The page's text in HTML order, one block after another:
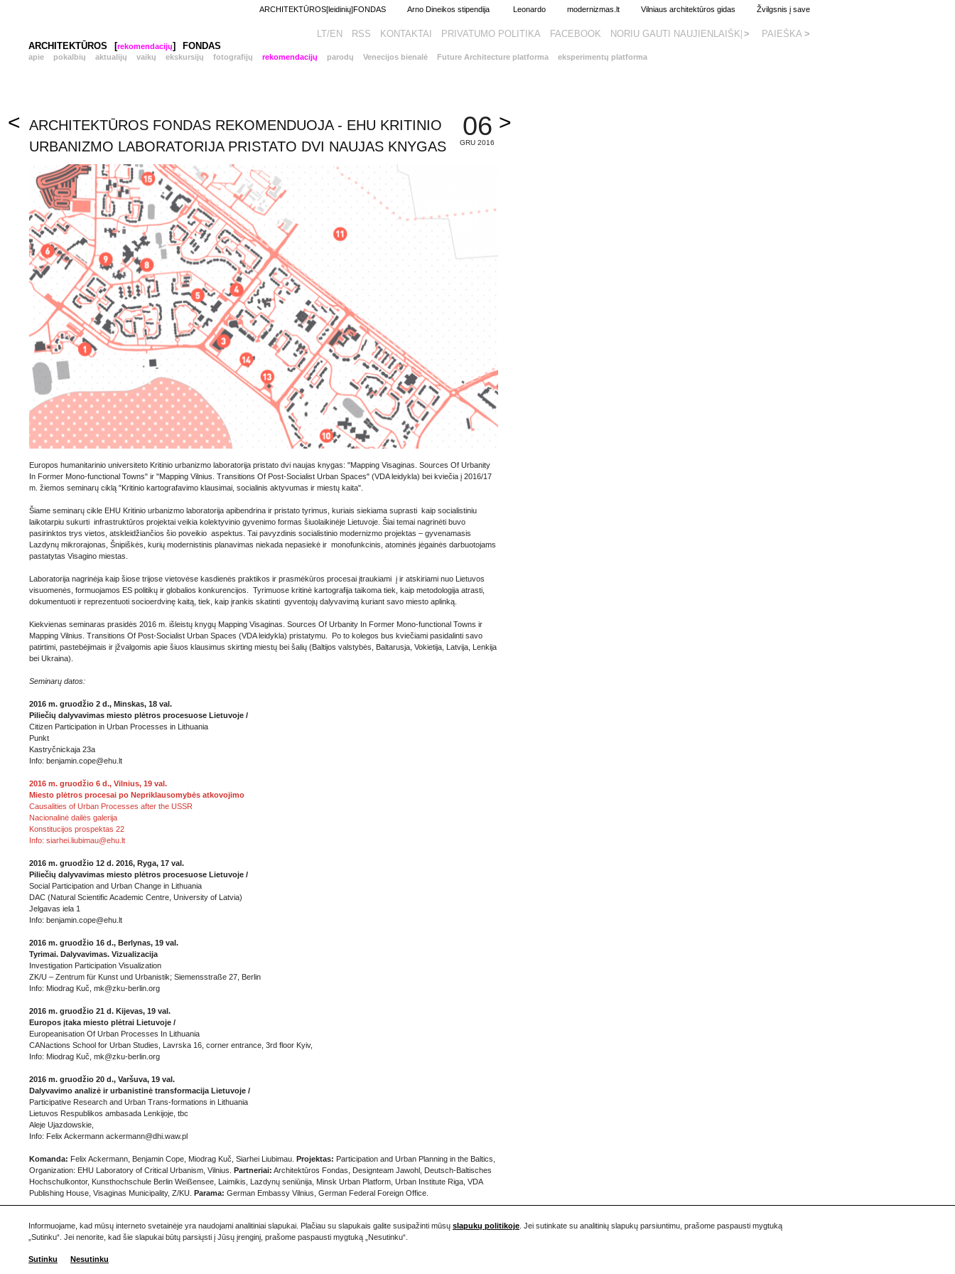
ARCHITEKTŪROS[leidinių]FONDAS Arno Dineikos stipendija Leonardo modernizmas.lt Vilniaus architektūros gidas Žvilgsnis į save
LT/EN RSS KONTAKTAI PRIVATUMO POLITIKA
FACEBOOK
ARCHITEKTŪROS
[rekomendacijų] FONDAS
apie pokalbių aktualijų vaikų ekskursijų fotografijų rekomendacijų parodų Venecijos bienalė Future Architecture platforma eksperimentų platforma
<
ARCHITEKTŪROS FONDAS REKOMENDUOJA - EHU KRITINIO
URBANIZMO LABORATORIJA PRISTATO DVI NAUJAS KNYGAS
06
GRU 2016
Europos humanitarinio universiteto Kritinio urbanizmo laboratorija pristato dvi naujas knygas: "Mapping Visaginas. Sources Of Urbanity
In Former Mono-functional Towns" ir "Mapping Vilnius. Transitions Of Post-Socialist Urban Spaces" (VDA leidykla) bei kviečia į 2016/17
m. žiemos seminarų ciklą "Kritinio kartografavimo klausimai, socialinis aktyvumas ir miestų kaita".
Šiame seminarų cikle EHU Kritinio urbanizmo laboratorija apibendrina ir pristato tyrimus, kuriais siekiama suprasti kaip socialistiniu
laikotarpiu sukurti infrastruktūros projektai veikia kolektyvinio gyvenimo formas šiuolaikinėje Lietuvoje. Šiai temai nagrinėti buvo
pasirinktos trys vietos, atskleidžiančios šio poveikio aspektus. Tai pavyzdinis socialistinio modernizmo projektas – gyvenamasis
Lazdynų mikrorajonas, Šnipiškės, kurių modernistinis planavimas niekada nepasiekė ir monofunkcinis, atominės jėgainės darbuotojams
pastatytas Visagino miestas.
Laboratorija nagrinėja kaip šiose trijose vietovėse kasdienės praktikos ir prasmėkūros procesai įtraukiami į ir atskiriami nuo Lietuvos
visuomenės, formuojamos ES politikų ir globalios konkurencijos. Tyrimuose kritinė kartografija taikoma tiek, kaip metodologija atrasti,
dokumentuoti ir reprezentuoti socioerdvinę kaitą, tiek, kaip įrankis skatinti gyventojų dalyvavimą kuriant savo miesto aplinką.
Kiekvienas seminaras prasidės 2016 m. išleistų knygų Mapping Visaginas. Sources Of Urbanity In Former Mono-functional Towns ir
Mapping Vilnius. Transitions Of Post-Socialist Urban Spaces (VDA leidykla) pristatymu. Po to kolegos bus kviečiami pasidalinti savo
patirtimi, pastebėjimais ir įžvalgomis apie šiuos klausimus skirting miestų bei šalių (Baltijos valstybės, Baltarusja, Vokietija, Latvija, Lenkija
bei Ukraina).
Seminarų datos:
2016 m. gruodžio 2 d., Minskas, 18 val.
Piliečių dalyvavimas miesto plėtros procesuose Lietuvoje /
Citizen Participation in Urban Processes in Lithuania
Punkt
Kastryčnickaja 23а
Info: benjamin.cope@ehu.lt
2016 m. gruodžio 6 d., Vilnius, 19 val.
Miesto plėtros procesai po Nepriklausomybės atkovojimo
Causalities of Urban Processes after the USSR
Nacionalinė dailės galerija
Konstitucijos prospektas 22
Info: siarhei.liubimau@ehu.lt
2016 m. gruodžio 12 d. 2016, Ryga, 17 val.
Piliečių dalyvavimas miesto plėtros procesuose Lietuvoje /
Social Participation and Urban Change in Lithuania
DAC (Natural Scientific Academic Centre, University of Latvia)
Jelgavas iela 1
Info: benjamin.cope@ehu.lt
2016 m. gruodžio 16 d., Berlynas, 19 val.
Tyrimai. Dalyvavimas. Vizualizacija
Investigation Participation Visualization
ZK/U – Zentrum für Kunst und Urbanistik; Siemensstraße 27, Berlin
Info: Miodrag Kuč, mk@zku-berlin.org
2016 m. gruodžio 21 d. Kijevas, 19 val.
Europos įtaka miesto plėtrai Lietuvoje /
Europeanisation Of Urban Processes In Lithuania
CANactions School for Urban Studies, Lavrska 16, corner entrance, 3rd floor Kyiv,
Info: Miodrag Kuč, mk@zku-berlin.org
2016 m. gruodžio 20 d., Varšuva, 19 val.
Dalyvavimo analizė ir urbanistinė transformacija Lietuvoje /
Participative Research and Urban Trans-formations in Lithuania
Lietuvos Respublikos ambasada Lenkijoje, tbc
Aleje Ujazdowskie,
Info: Felix Ackermann ackermann@dhi.waw.pl
Komanda: Felix Ackermann, Benjamin Cope, Miodrag Kuč, Siarhei Liubimau. Projektas: Participation and Urban Planning in the Baltics,
Organization: EHU Laboratory of Critical Urbanism, Vilnius. Partneriai: Architektūros Fondas, Designteam Jawohl, Deutsch-Baltisches
Hochschulkontor, Kunsthochschule Berlin Weißensee, Laimikis, Lazdynų seniūnija, Minsk Urban Platform, Urban Institute Riga, VDA
Publishing House, Visaginas Municipality, Z/KU. Parama: German Embassy Vilnius, German Federal Foreign Office.
>
Informuojame, kad mūsų interneto svetainėje yra naudojami analitiniai slapukai. Plačiau su slapukais galite susipažinti mūsų slapukų politikoje . Jei sutinkate su analitinių slapukų parsiuntimu, prašome paspausti mygtuką
„Sutinku“. Jei nenorite, kad šie slapukai būtų parsiųsti į Jūsų įrenginį, prašome paspausti mygtuką „Nesutinku“.
Sutinku Nesutinku